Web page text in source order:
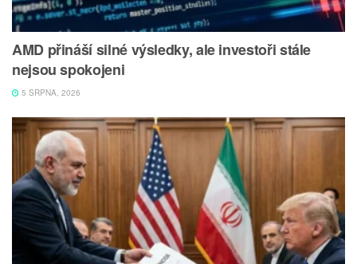
AMD přináší silné výsledky, ale investoři stále
nejsou spokojeni
5 SRPNA, 2026